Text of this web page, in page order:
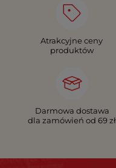
Atrakcyjne ceny
produktów
Darmowa dostawa
dla zamówień od 69 zł